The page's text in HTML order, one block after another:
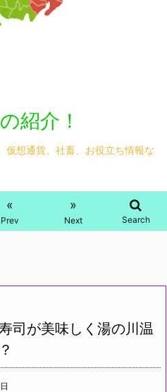
紹介！
仮想通貨、社畜、お役立ち情報な
«
Prev
»
Next Search
司が美味しく湯の川温